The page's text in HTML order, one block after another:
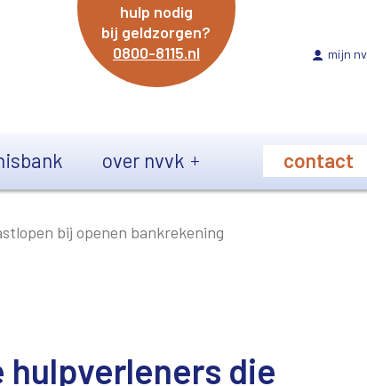
hulp nodig
bij geldzorgen?
0800-8115.nl
mijn
over nvvk contact
bij openen bankrekening
die